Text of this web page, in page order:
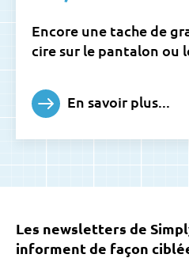
Encore une tache de
cire sur le pantalon ou
En savoir plus...
Les newsletters de
informent de façon